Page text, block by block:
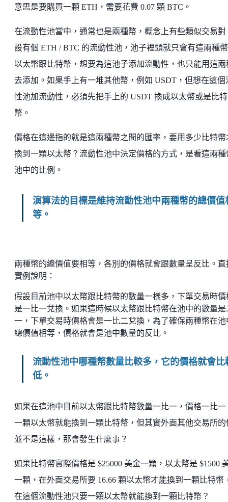
意思是要購買一顆 ETH，需要花費 0.07 顆 BTC。
在流動性池當中，通常也是兩種幣，概念上有些類似交易對
設有個 ETH / BTC 的流動性池，池子裡頭就只會有這兩種
以太幣跟比特幣，想要為這池子添加流動性，也只能用這兩
去添加。如果手上有一堆其他幣，例如 USDT，但想在這個
性池加流動性，必須先把手上的 USDT 換成以太幣或是比特
幣。
價格在這邊指的就是這兩種幣之間的匯率，要用多少比特幣
換到一顆以太幣？流動性池中決定價格的方式，是看這兩種
池中的比例。
演算法的目標是維持流動性池中兩種幣的總價值
等。
兩種幣的總價值要相等，各別的價格就會跟數量呈反比。直
實例說明：
假設目前池中以太幣跟比特幣的數量一樣多，下單交易時價
是一比一兌換。如果這時候以太幣跟比特幣在池中的數量是
一，下單交易時價格會是一比二兌換，為了確保兩種幣在池
總價值相等，價格就會是池中數量的反比。
流動性池中哪種幣數量比較多，它的價格就會比
低。
如果在這池中目前以太幣跟比特幣數量一比一，價格一比一
一顆以太幣就能換到一顆比特幣，但其實外面其他交易所的
並不是這樣，那會發生什麼事？
如果比特幣實際價格是 $25000 美金一顆，以太幣是 $1500
一顆，在外面交易所要 16.66 顆以太幣才能換到一顆比特幣
在這個流動性池只要一顆以太幣就能換到一顆比特幣？